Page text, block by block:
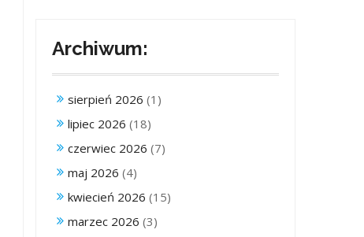
Archiwum:
sierpień 2026 (1)
lipiec 2026 (18)
czerwiec 2026 (7)
maj 2026 (4)
kwiecień 2026 (15)
marzec 2026 (3)